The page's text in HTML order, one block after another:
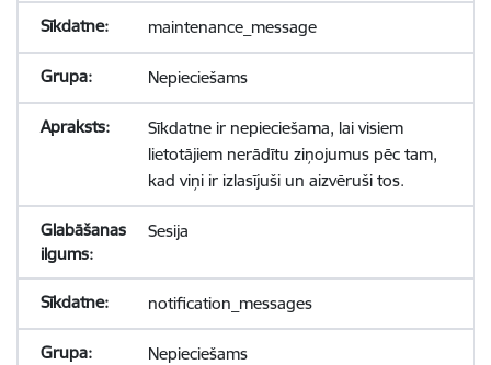
maintenance_message
Nepieciešams
Sīkdatne ir nepieciešama, lai visiem
lietotājiem nerādītu ziņojumus pēc tam,
kad viņi ir izlasījuši un aizvēruši tos.
Sesija
notification_messages
Nepieciešams